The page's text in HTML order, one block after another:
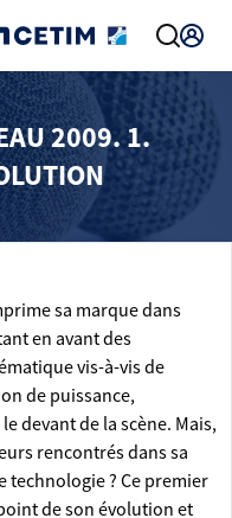
2009. 1.
sa marque dans
en avant des
vis-à-vis de
de puissance,
devant de la scène. Mais,
rencontrés dans sa
technologie ? Ce premier
de son évolution et